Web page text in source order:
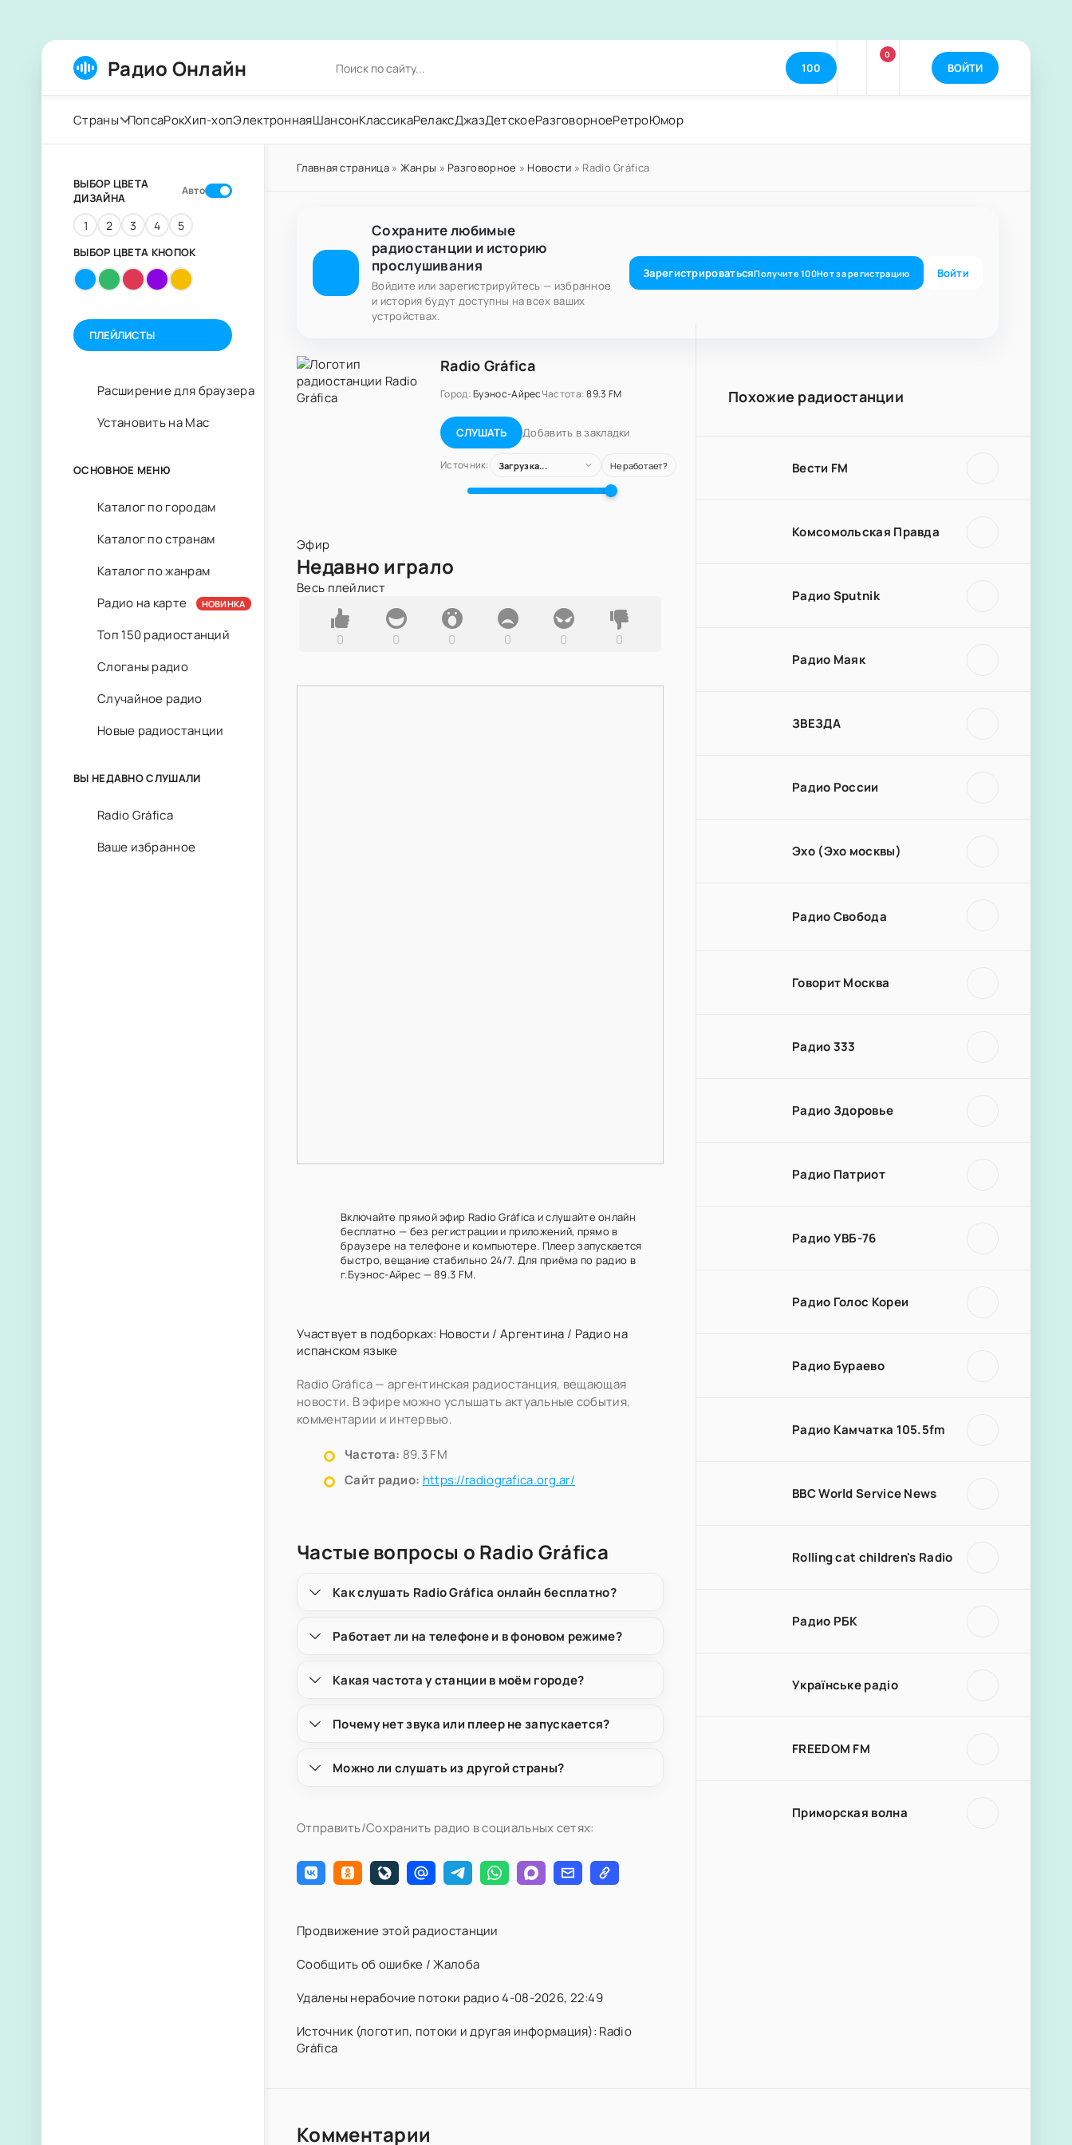
Радио Онлайн 100
0
ВОЙТИ
Страны ПопсаРокХип-хопЭлектроннаяШансонКлассикаРелаксДжазДетскоеРазговорноеРетроЮмор
Главная страница» Жанры » Разговорное » Новости » Radio Gráfica
Сохраните любимые
радиостанции и историю
прослушивания
Войдите или зарегистрируйтесь — избранное
и история будут доступны на всех ваших
устройствах.
ЗарегистрироватьсяПолучите100Нотза регистрацию Войти
Radio Gráfica
Город:Буэнос-АйресЧастота: 89.3 FM
СЛУШАТЬ Добавить в закладки
Источник: Загрузка... Не работает?
Эфир
Недавно играло
Весь плейлист
0 0 0 0 0 0
Включайте прямой эфир Radio Gráfica и слушайте онлайн
бесплатно — без регистрации и приложений, прямо в
браузере на телефоне и компьютере. Плеер запускается
быстро, вещание стабильно 24/7. Для приёма по радио в
г.Буэнос-Айрес — 89.3 FM.
Участвует в подборках: Новости / Аргентина / Радио на
испанском языке
Radio Gráfica — аргентинская радиостанция, вещающая
новости. В эфире можно услышать актуальные события,
комментарии и интервью.
Частота: 89.3 FM
Сайт радио: https://radiografica.org.ar/
Частые вопросы о Radio Gráfica
Как слушать Radio Gráfica онлайн бесплатно?
Работает ли на телефоне и в фоновом режиме?
Какая частота у станции в моём городе?
Почему нет звука или плеер не запускается?
Можно ли слушать из другой страны?
Отправить/Сохранить радио в социальных сетях:
Продвижение этой радиостанции
Сообщить об ошибке / Жалоба
Удалены нерабочие потоки радио 4-08-2026, 22:49
Источник (логотип, потоки и другая информация): Radio
Gráfica
Похожие радиостанции
Вести FM
Комсомольская Правда
Радио Sputnik
Радио Маяк
ЗВЕЗДА
Радио России
Эхо (Эхо москвы)
Радио Свобода
Говорит Москва
Радио 333
Радио Здоровье
Радио Патриот
Радио УВБ-76
Радио Голос Кореи
Радио Бураево
Радио Камчатка 105.5fm
BBC World Service News
Rolling cat children's Radio
Радио РБК
Українське радіо
FREEDOM FM
Приморская волна
Комментарии
ВЫБОР ЦВЕТА
ДИЗАЙНА
Авто
1 2 3 4 5
ВЫБОР ЦВЕТА КНОПОК
ПЛЕЙЛИСТЫ
Расширение для браузера
Установить на Mac
ОСНОВНОЕ МЕНЮ
Каталог по городам
Каталог по странам
Каталог по жанрам
Радио на карте
НОВИНКА
Топ 150 радиостанций
Слоганы радио
Случайное радио
Новые радиостанции
ВЫ НЕДАВНО СЛУШАЛИ
Radio Gráfica
Ваше избранное